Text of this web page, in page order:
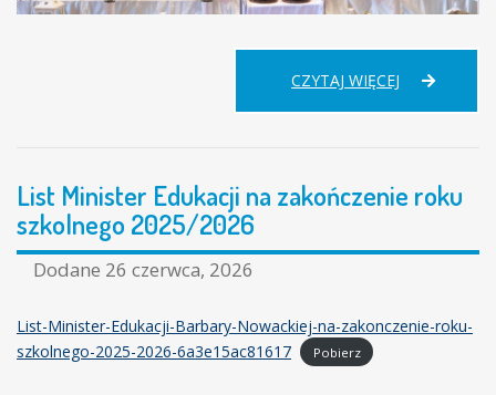
CZYTAJ WIĘCEJ UROCZYSTE
List Minister Edukacji na zakończenie roku
szkolnego 2025/2026
Dodane 26 czerwca, 2026
List-Minister-Edukacji-Barbary-Nowackiej-na-zakonczenie-roku-
szkolnego-2025-2026-6a3e15ac81617
Pobierz